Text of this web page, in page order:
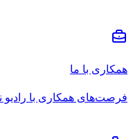
همکاری با ما
فرصت‌های همکاری با رادیو